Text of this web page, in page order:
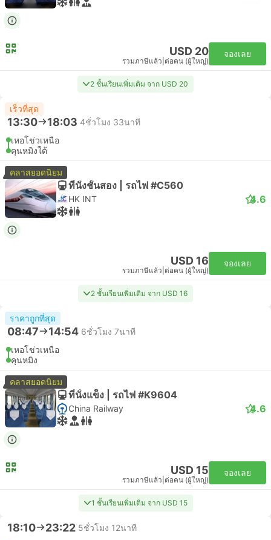
USD 20
รวมภาษีแล้ว ต่อคน (ผู้ใหญ่)
จองเลย
2 ชั้นเรียนเพิ่มเติม จาก USD 20
เร็วที่สุด
13:30 18:03 4ชั่วโมง 33นาที
เหอโข่วเหนือ
คุนหมิงใต้
คลาสยอดนิยม
ที่นั่งชั้นสอง | รถไฟ #C560
HK INT 4.6
USD 16
รวมภาษีแล้ว ต่อคน (ผู้ใหญ่)
จองเลย
2 ชั้นเรียนเพิ่มเติม จาก USD 16
ราคาถูกที่สุด
08:47 14:54 6ชั่วโมง 7นาที
เหอโข่วเหนือ
คุนหมิง
คลาสยอดนิยม
ที่นั่งแข็ง | รถไฟ #K9604
China Railway 4.6
USD 15
รวมภาษีแล้ว ต่อคน (ผู้ใหญ่)
จองเลย
1 ชั้นเรียนเพิ่มเติม จาก USD 15
18:10 23:22 5ชั่วโมง 12นาที